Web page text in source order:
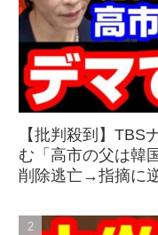
【批判殺到】TBS
む「高市の父は韓
削除逃亡→指摘に